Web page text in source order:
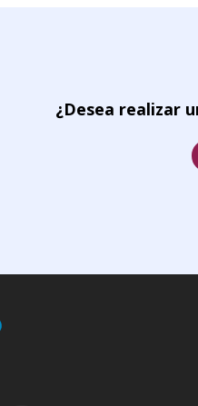
¿Desea realizar